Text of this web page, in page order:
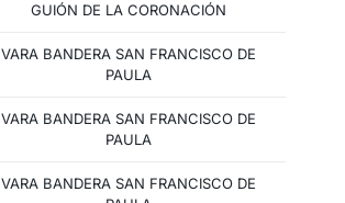
GUIÓN DE LA CORONACIÓN
VARA BANDERA SAN FRANCISCO DE
PAULA
VARA BANDERA SAN FRANCISCO DE
PAULA
VARA BANDERA SAN FRANCISCO DE